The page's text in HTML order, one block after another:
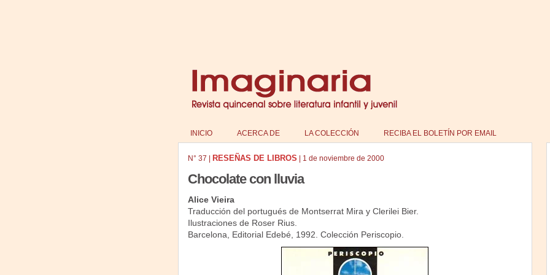
INICIO ACERCA DE LA COLECCIÓN RECIBA EL BOLETÍN POR EMAIL
N° 37 RESEÑAS DE LIBROS 1 de noviembre de 2000
Chocolate con lluvia
Alice Vieira
Traducción del portugués de Montserrat Mira y Clerilei Bier.
Ilustraciones de Roser Rius.
Barcelona, Editorial Edebé, 1992. Colección Periscopio.